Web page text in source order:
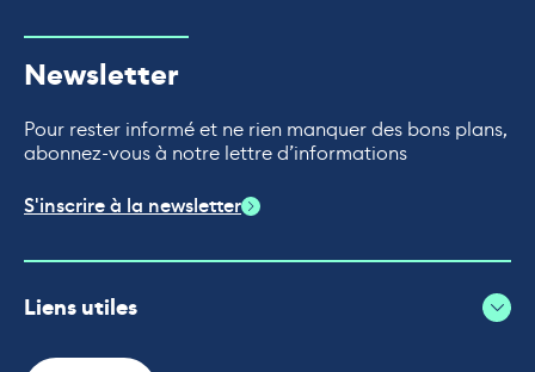
Newsletter
Pour rester informé et ne rien manquer des bons plans,
abonnez-vous à notre lettre d’informations
S'inscrire à la newsletter
Liens utiles